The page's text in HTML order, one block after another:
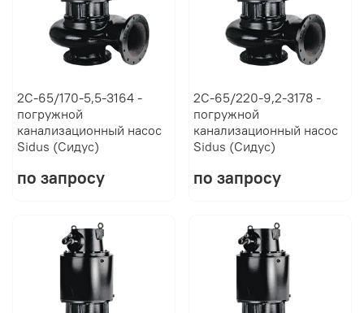
2C-65/170-5,5-3164 -
погружной
канализационный насос
Sidus (Сидус)
по запросу
2C-65/220-9,2-3178 -
погружной
канализационный насос
Sidus (Сидус)
по запросу